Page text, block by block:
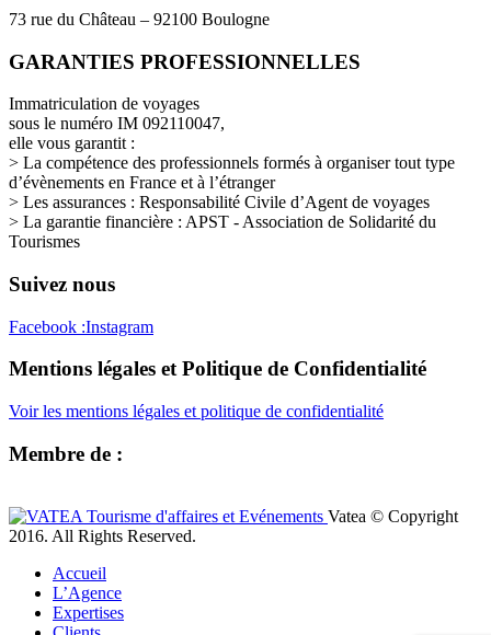
73 rue du Château – 92100 Boulogne
GARANTIES PROFESSIONNELLES
Immatriculation de voyages
sous le numéro IM 092110047,
elle vous garantit :
> La compétence des professionnels formés à organiser tout type
d’évènements en France et à l’étranger
> Les assurances : Responsabilité Civile d’Agent de voyages
> La garantie financière : APST - Association de Solidarité du
Tourismes
Suivez nous
Facebook :Instagram
Mentions légales et Politique de Confidentialité
Voir les mentions légales et politique de confidentialité
Membre de :
Vatea © Copyright
2016. All Rights Reserved.
Accueil
L’Agence
Expertises